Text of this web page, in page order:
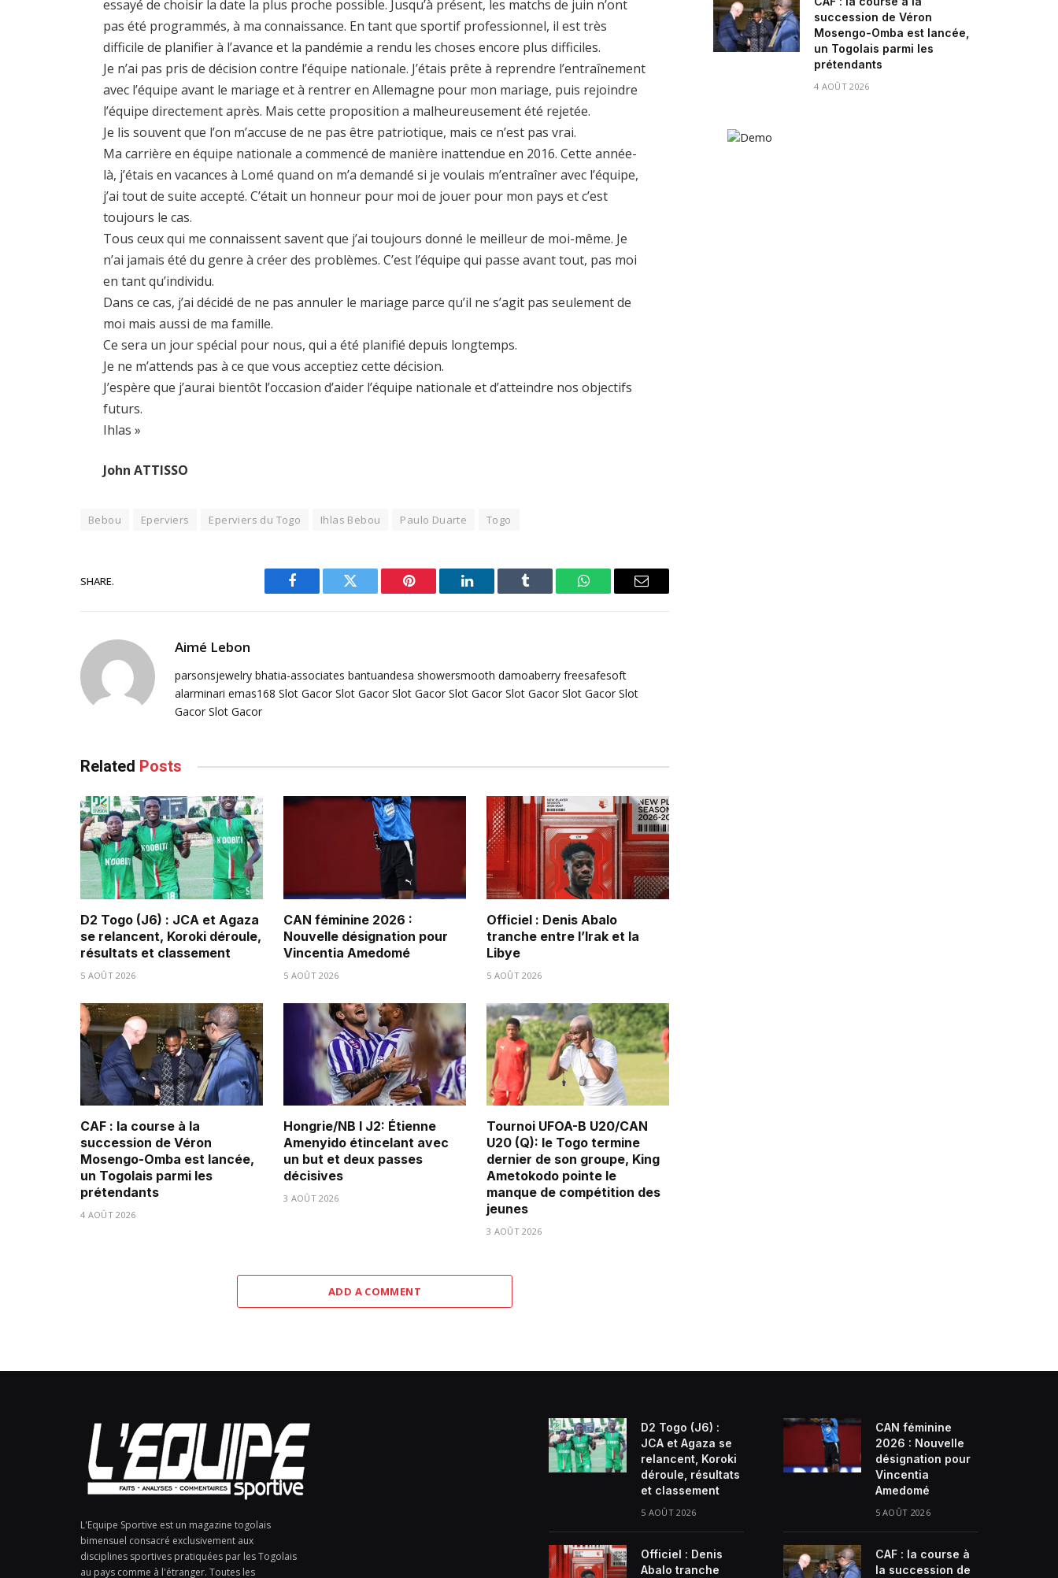
essayé de choisir la date la plus proche possible. Jusqu’à présent, les matchs de juin n’ont
pas été programmés, à ma connaissance. En tant que sportif professionnel, il est très
difficile de planifier à l’avance et la pandémie a rendu les choses encore plus difficiles.
Je n’ai pas pris de décision contre l’équipe nationale. J’étais prête à reprendre l’entraînement
avec l’équipe avant le mariage et à rentrer en Allemagne pour mon mariage, puis rejoindre
l’équipe directement après. Mais cette proposition a malheureusement été rejetée.
Je lis souvent que l’on m’accuse de ne pas être patriotique, mais ce n’est pas vrai.
Ma carrière en équipe nationale a commencé de manière inattendue en 2016. Cette année-
là, j’étais en vacances à Lomé quand on m’a demandé si je voulais m’entraîner avec l’équipe,
j’ai tout de suite accepté. C’était un honneur pour moi de jouer pour mon pays et c’est
toujours le cas.
Tous ceux qui me connaissent savent que j’ai toujours donné le meilleur de moi-même. Je
n’ai jamais été du genre à créer des problèmes. C’est l’équipe qui passe avant tout, pas moi
en tant qu’individu.
Dans ce cas, j’ai décidé de ne pas annuler le mariage parce qu’il ne s’agit pas seulement de
moi mais aussi de ma famille.
Ce sera un jour spécial pour nous, qui a été planifié depuis longtemps.
Je ne m’attends pas à ce que vous acceptiez cette décision.
J’espère que j’aurai bientôt l’occasion d’aider l’équipe nationale et d’atteindre nos objectifs
futurs.
Ihlas »
John ATTISSO
Bebou Eperviers Eperviers du Togo Ihlas Bebou Paulo Duarte Togo
SHARE.
Facebook Twitter Pinterest LinkedIn Tumblr WhatsAppEmail
Aimé Lebon
parsonsjewelry bhatia-associates bantuandesa showersmooth damoaberry freesafesoft
alarminari emas168 Slot Gacor Slot Gacor Slot Gacor Slot Gacor Slot Gacor Slot Gacor Slot
Gacor Slot Gacor
Related Posts
D2 Togo (J6) : JCA et Agaza
se relancent, Koroki déroule,
résultats et classement
5 AOÛT 2026
CAN féminine 2026 :
Nouvelle désignation pour
Vincentia Amedomé
5 AOÛT 2026
Officiel : Denis Abalo
tranche entre l’Irak et la
Libye
5 AOÛT 2026
CAF : la course à la
succession de Véron
Mosengo-Omba est lancée,
un Togolais parmi les
prétendants
4 AOÛT 2026
Hongrie/NB I J2: Étienne
Amenyido étincelant avec
un but et deux passes
décisives
3 AOÛT 2026
Tournoi UFOA-B U20/CAN
U20 (Q): le Togo termine
dernier de son groupe, King
Ametokodo pointe le
manque de compétition des
jeunes
3 AOÛT 2026
ADD A COMMENT
succession de Véron
Mosengo-Omba est lancée,
un Togolais parmi les
prétendants
4 AOÛT 2026
L'Equipe Sportive est un magazine togolais
bimensuel consacré exclusivement aux
disciplines sportives pratiquées par les Togolais
au pays comme à l'étranger. Toutes les
D2 Togo (J6) :
JCA et Agaza se
relancent, Koroki
déroule, résultats
et classement
5 AOÛT 2026
CAN féminine
2026 : Nouvelle
désignation pour
Vincentia
Amedomé
5 AOÛT 2026
Officiel : Denis
Abalo tranche
CAF : la course à
la succession de